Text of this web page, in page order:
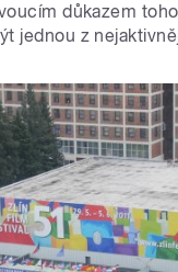
důkazem
jednou z